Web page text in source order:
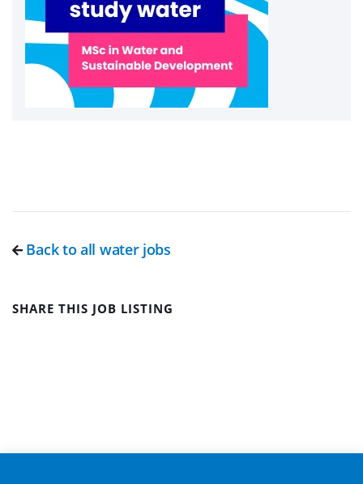
Back to all water jobs
SHARE THIS JOB LISTING